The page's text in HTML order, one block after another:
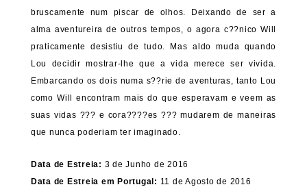
bruscamente num piscar de olhos. Deixando de ser a
alma aventureira de outros tempos, o agora c??nico Will
praticamente desistiu de tudo. Mas aldo muda quando
Lou decidir mostrar-lhe que a vida merece ser vivida.
Embarcando os dois numa s??rie de aventuras, tanto Lou
como Will encontram mais do que esperavam e veem as
suas vidas ??? e cora????es ??? mudarem de maneiras
que nunca poderiam ter imaginado.
Data de Estreia: 3 de Junho de 2016
Data de Estreia em Portugal: 11 de Agosto de 2016